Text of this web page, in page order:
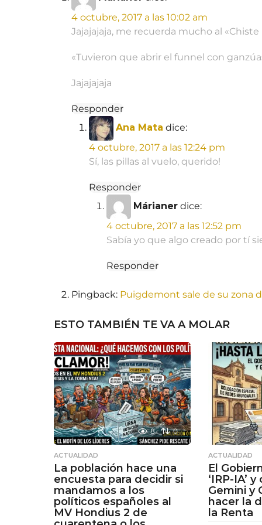
4 octubre, 2017 a las 10:02 am
Jajajajaja, me recuerda mucho al
«Tuvieron que abrir el funnel con
Jajajajaja
Responder
Ana Mata dice:
4 octubre, 2017 a las 12:24 pm
Sí, las pillas al vuelo, querido!
Responder
Márianer dice:
4 octubre, 2017 a las 12:52 pm
Sabía yo que algo creado por tí
Responder
Pingback: Puigdemont sale de su zona
ESTO TAMBIÉN TE VA A MOLAR
8 0
ACTUALIDAD
La población hace una
encuesta para decidir si
mandamos a los
políticos españoles al
MV Hondius 2 de
ACTUALIDAD
El
‘IRP-IA’
Gemini y
hacer la
la Renta